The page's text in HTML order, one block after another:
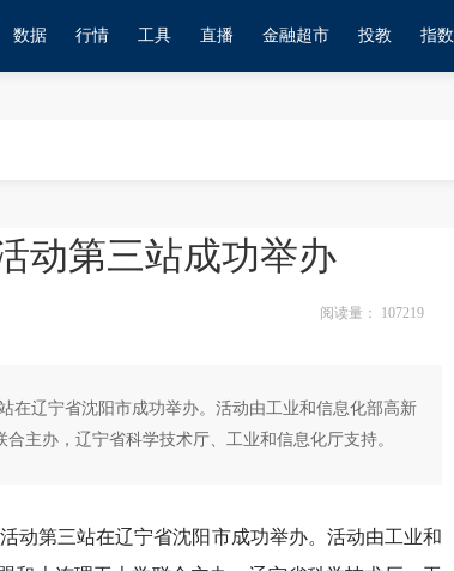
数据 行情 工具 直播 金融超市 投教 指数
动第三站成功举办
阅读量： 107219
在辽宁省沈阳市成功举办。活动由工业和信息化部高新
主办，辽宁省科学技术厅、工业和信息化厅支持。
动第三站在辽宁省沈阳市成功举办。活动由工业和